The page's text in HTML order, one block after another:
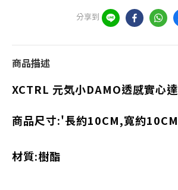
分享到
商品描述
XCTRL 元気小DAMO透感實心
商品尺寸:'長約10CM,寬約
材質:樹酯